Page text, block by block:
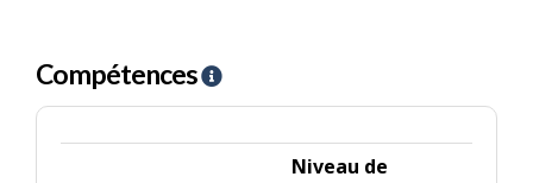
Compétences
A
i
Niveau de